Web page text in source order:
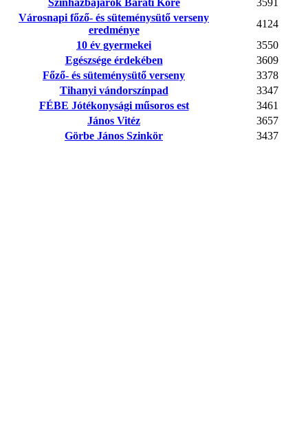
Színházbajárók Baráti Köre
3591
Városnapi főző- és süteménysütő verseny
eredménye
4124
10 év gyermekei
3550
Egészsége érdekében
3609
Főző- és süteménysütő verseny
3378
Tihanyi vándorszínpad
3347
FÉBE Jótékonysági műsoros est
3461
János Vitéz
3657
Görbe János Szinkör
3437